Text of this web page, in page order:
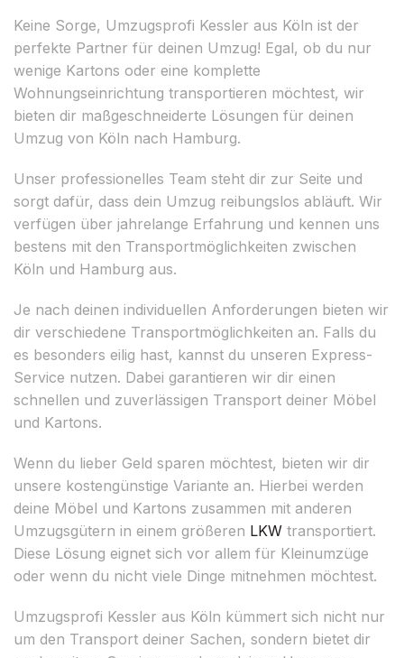
Keine Sorge, Umzugsprofi Kessler aus Köln ist der
perfekte Partner für deinen Umzug! Egal, ob du nur
wenige Kartons oder eine komplette
Wohnungseinrichtung transportieren möchtest, wir
bieten dir maßgeschneiderte Lösungen für deinen
Umzug von Köln nach Hamburg.
Unser professionelles Team steht dir zur Seite und
sorgt dafür, dass dein Umzug reibungslos abläuft. Wir
verfügen über jahrelange Erfahrung und kennen uns
bestens mit den Transportmöglichkeiten zwischen
Köln und Hamburg aus.
Je nach deinen individuellen Anforderungen bieten wir
dir verschiedene Transportmöglichkeiten an. Falls du
es besonders eilig hast, kannst du unseren Express-
Service nutzen. Dabei garantieren wir dir einen
schnellen und zuverlässigen Transport deiner Möbel
und Kartons.
Wenn du lieber Geld sparen möchtest, bieten wir dir
unsere kostengünstige Variante an. Hierbei werden
deine Möbel und Kartons zusammen mit anderen
Umzugsgütern in einem größeren LKW transportiert.
Diese Lösung eignet sich vor allem für Kleinumzüge
oder wenn du nicht viele Dinge mitnehmen möchtest.
Umzugsprofi Kessler aus Köln kümmert sich nicht nur
um den Transport deiner Sachen, sondern bietet dir